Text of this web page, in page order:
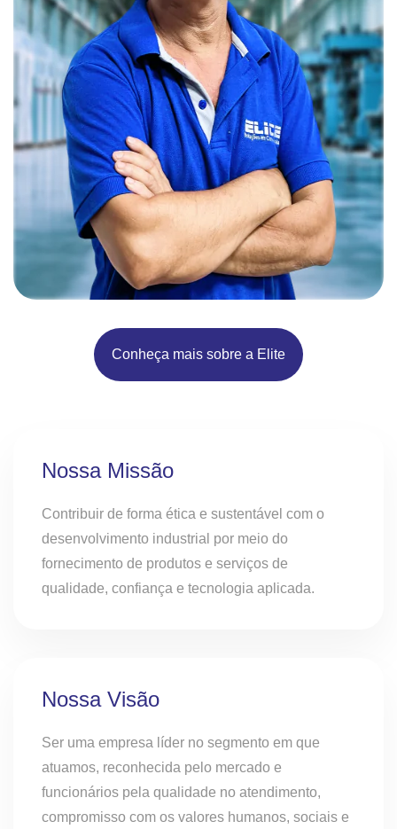
Conheça mais sobre a Elite
Nossa Missão
Contribuir de forma ética e sustentável com o
desenvolvimento industrial por meio do
fornecimento de produtos e serviços de
qualidade, confiança e tecnologia aplicada.
Nossa Visão
Ser uma empresa líder no segmento em que
atuamos, reconhecida pelo mercado e
funcionários pela qualidade no atendimento,
compromisso com os valores humanos, sociais e